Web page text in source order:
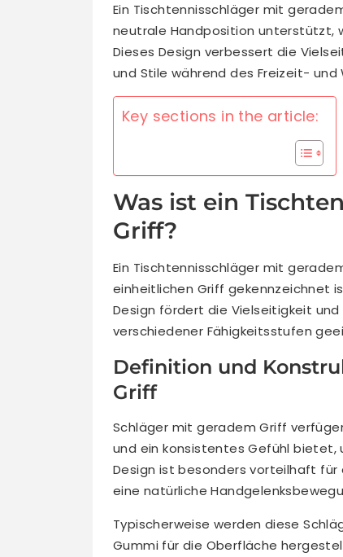
Ein Tischtennisschläger mit
neutrale Handposition unterstützt,
Dieses Design verbessert die
und Stile während des Freizeit-
Key sections in the article:
Was ist ein
Griff?
Ein Tischtennisschläger mit
einheitlichen Griff gekennzeichnet
Design fördert die Vielseitigkeit
verschiedener Fähigkeitsstufen
Definition und
Griff
Schläger mit geradem Griff
und ein konsistentes Gefühl bietet,
Design ist besonders vorteilhaft für
eine natürliche
Typischerweise werden diese
Gummi für die Oberfläche